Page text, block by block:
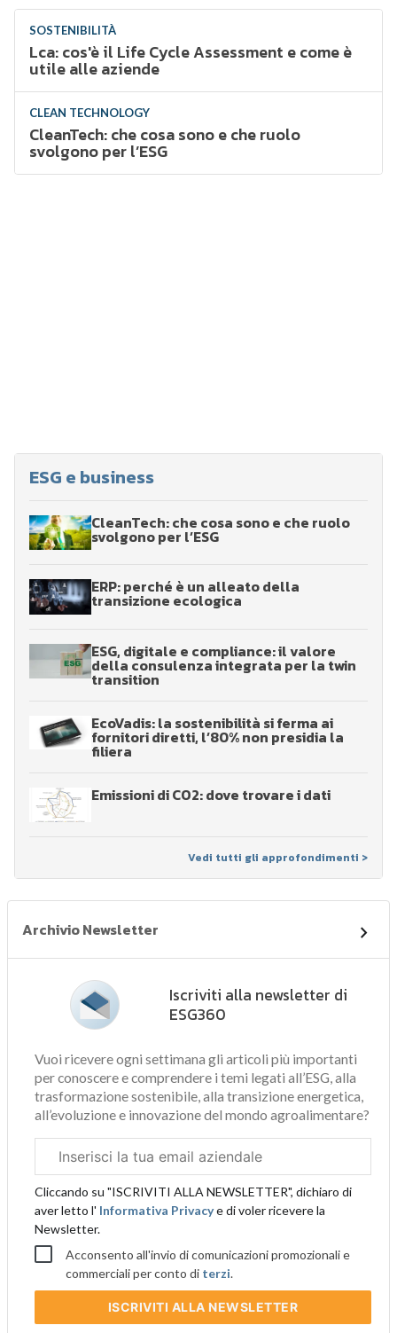
SOSTENIBILITÀ
Lca: cos'è il Life Cycle Assessment e come è
utile alle aziende
CLEAN TECHNOLOGY
CleanTech: che cosa sono e che ruolo
svolgono per l’ESG
ESG e business
CleanTech: che cosa sono e che ruolo
svolgono per l’ESG
ERP: perché è un alleato della
transizione ecologica
ESG, digitale e compliance: il valore
della consulenza integrata per la twin
transition
EcoVadis: la sostenibilità si ferma ai
fornitori diretti, l’80% non presidia la
filiera
Emissioni di CO2: dove trovare i dati
Vedi tutti gli approfondimenti >
Archivio Newsletter
Iscriviti alla newsletter di
ESG360
Vuoi ricevere ogni settimana gli articoli più importanti
per conoscere e comprendere i temi legati all’ESG, alla
trasformazione sostenibile, alla transizione energetica,
all’evoluzione e innovazione del mondo agroalimentare?
aziendale
Cliccando su "ISCRIVITI ALLA NEWSLETTER", dichiaro di
aver letto l' Informativa Privacye di voler ricevere la
Newsletter.
Acconsento all'invio di comunicazioni promozionali e
commerciali per conto di terzi.
ISCRIVITI ALLA NEWSLETTER